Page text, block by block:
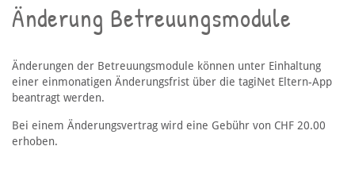
Änderung Betreuungsmodule
Änderungen der Betreuungsmodule können unter Einhaltung
einer einmonatigen Änderungsfrist über die tagiNet Eltern-App
beantragt werden.
Bei einem Änderungsvertrag wird eine Gebühr von CHF 20.00
erhoben.